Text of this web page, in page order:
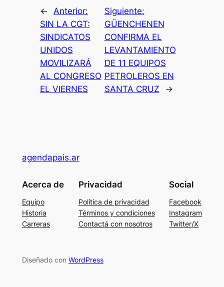
← Anterior:
SIN LA CGT:
SINDICATOS
UNIDOS
MOVILIZARÁ
AL CONGRESO
EL VIERNES
Siguiente:
GÜENCHENEN
CONFIRMA EL
LEVANTAMIENTO
DE 11 EQUIPOS
PETROLEROS EN
SANTA CRUZ
→
agendapais.ar
Acerca de
Equipo
Historia
Carreras
Privacidad
Política de privacidad
Términos y condiciones
Contactá con nosotros
Social
Facebook
Instagram
Twitter/X
Diseñado con WordPress